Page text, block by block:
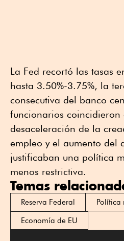
La Fed recortó las tasas
hasta 3.50%-3.75%, la
consecutiva del banco
funcionarios coincidieron
desaceleración de la
empleo y el aumento del
justificaban una política
menos restrictiva.
Temas
Reserva Federal
Política
Economía de EU